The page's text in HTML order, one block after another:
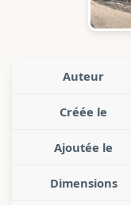
Auteur
Créée le
Ajoutée le
Dimensions